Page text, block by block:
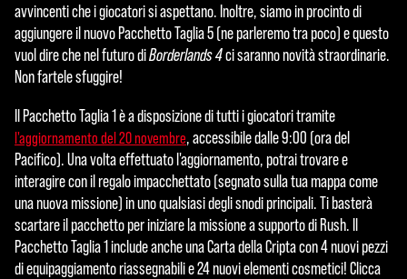
avvincenti che i giocatori si aspettano. Inoltre, siamo in procinto di
aggiungere il nuovo Pacchetto Taglia 5 (ne parleremo tra poco) e questo
vuol dire che nel futuro diBorderlands 4ci saranno novità straordinarie.
Non fartele sfuggire!
Il Pacchetto Taglia 1 è a disposizione di tutti i giocatori tramite
l'aggiornamento del 20 novembre, accessibile dalle 9:00 (ora del
Pacifico). Una volta effettuato l'aggiornamento, potrai trovare e
interagire con il regalo impacchettato (segnato sulla tua mappa come
una nuova missione) in uno qualsiasi degli snodi principali. Ti basterà
scartare il pacchetto per iniziare la missione a supporto di Rush. Il
Pacchetto Taglia 1 include anche una Carta della Cripta con 4 nuovi pezzi
di equipaggiamento riassegnabili e 24 nuovi elementi cosmetici! Clicca